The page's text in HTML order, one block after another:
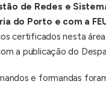
de Redes e
do Porto e com a
certificados nesta
a publicação do
e formandas